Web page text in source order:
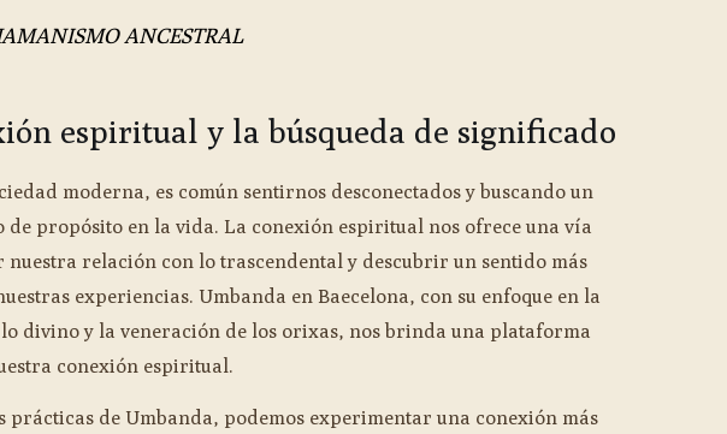
ANCESTRAL
espiritual y la búsqueda de significado
moderna, es común sentirnos desconectados y buscando un
de propósito en la vida. La conexión espiritual nos ofrece una vía
relación con lo trascendental y descubrir un sentido más
experiencias. Umbanda en Baecelona, con su enfoque en la
divino y la veneración de los orixas, nos brinda una plataforma
conexión espiritual.
prácticas de Umbanda, podemos experimentar una conexión más